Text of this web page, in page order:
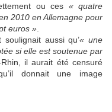
ou ces « quatre
2010 en Allemagne pour
euros »
aussi qu’« une
si elle est soutenue par
il aurait été censuré
donnait une image